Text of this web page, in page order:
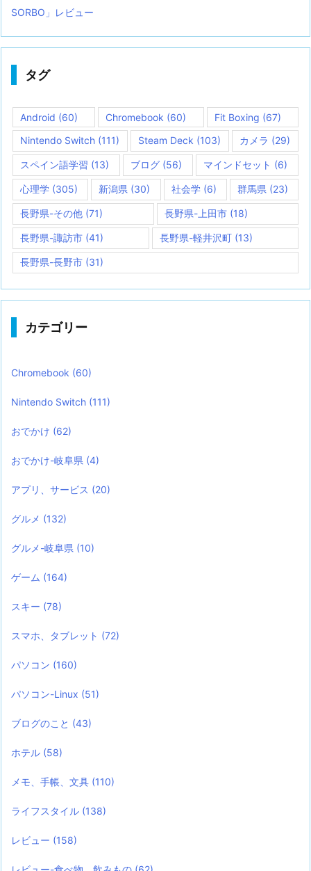
SORBO」レビュー
タグ
Android (60) Chromebook (60) Fit Boxing (67)
Nintendo Switch (111) Steam Deck (103) カメラ (29)
スペイン語学習 (13) ブログ (56) マインドセット (6)
心理学 (305) 新潟県 (30) 社会学(6) 群馬県 (23)
長野県-その他 (71) 長野県-上田市(18)
長野県-諏訪市 (41) 長野県-軽井沢町 (13)
長野県-長野市 (31)
カテゴリー
Chromebook (60)
Nintendo Switch (111)
おでかけ (62)
おでかけ-岐阜県 (4)
アプリ、サービス (20)
グルメ (132)
グルメ-岐阜県 (10)
ゲーム (164)
スキー (78)
スマホ、タブレット (72)
パソコン (160)
パソコン-Linux (51)
ブログのこと (43)
ホテル (58)
メモ、手帳、文具 (110)
ライフスタイル (138)
レビュー (158)